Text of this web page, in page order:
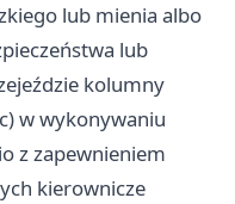
lub mienia albo
lub
kolumny
w wykonywaniu
z zapewnieniem
kierownicze